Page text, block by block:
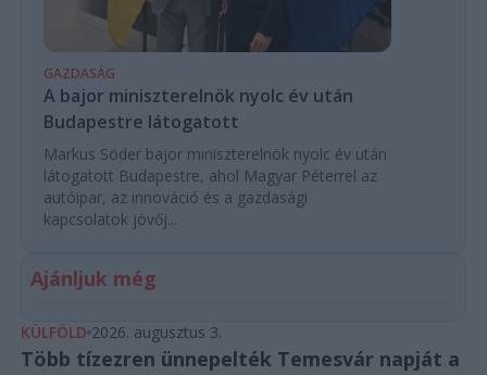
GAZDASÁG
A bajor miniszterelnök nyolc év után
Budapestre látogatott
Markus Söder bajor miniszterelnök nyolc év után
látogatott Budapestre, ahol Magyar Péterrel az
autóipar, az innováció és a gazdasági
kapcsolatok jövőj...
Ajánljuk még
KÜLFÖLD 2026. augusztus 3.
Több tízezren ünnepelték Temesvár napját a